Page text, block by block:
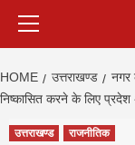
HOME उत्तराखण्ड
नगर
निष्कासित करने के लिए प्रदेश
उत्तराखण्ड राजनीतिक